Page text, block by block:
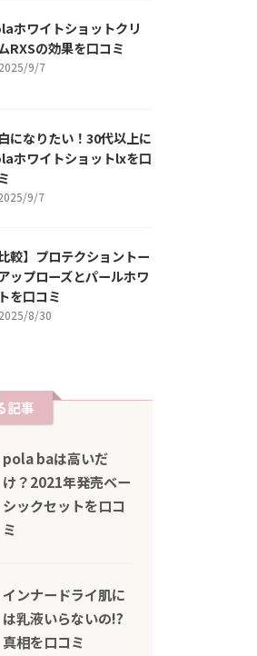
ホワイトショットクリ
RXSの効果を口コミ
2025/9/7
になりたい！30代以上に
ホワイトショットlxを口
9/7
比較】プロテクショントー
ップローズとパールホワ
を口コミ
2025/8/30
記事
pola baは高いだ
け？2021年発売ベー
シックセットを口コ
ミ
インナードライ肌に
は乳液いらないの!?
真相を口コミ